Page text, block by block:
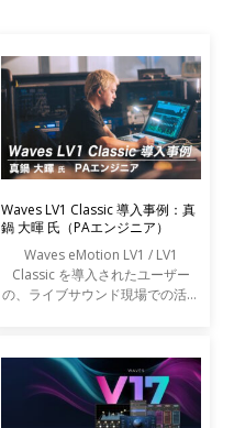
Waves LV1 Classic 導入事例：真
鍋 大暉 氏（PAエンジニア）
Waves eMotion LV1 / LV1
Classic を導入されたユーザー
の、ライブサウンド現場での活用